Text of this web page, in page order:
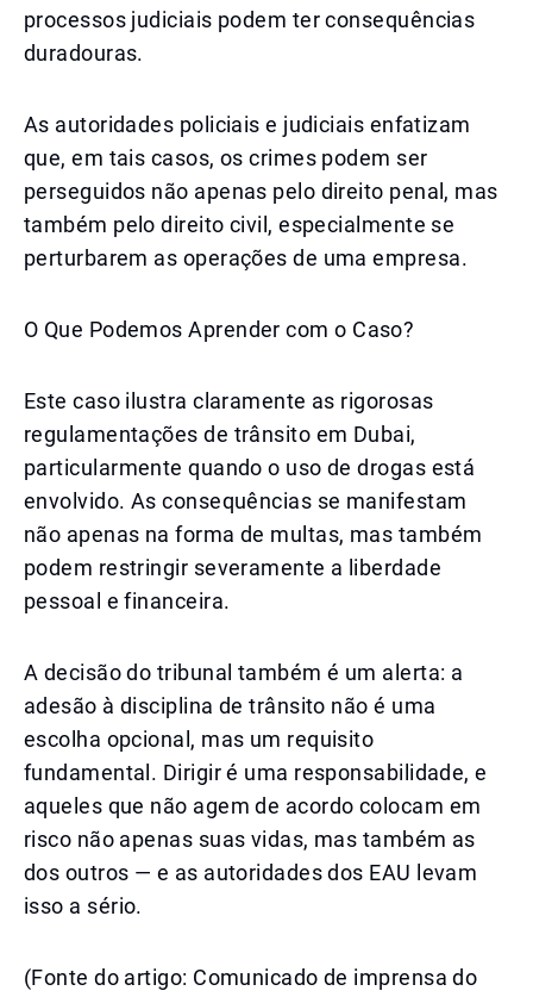
processos judiciais podem ter consequências
duradouras.
As autoridades policiais e judiciais enfatizam
que, em tais casos, os crimes podem ser
perseguidos não apenas pelo direito penal, mas
também pelo direito civil, especialmente se
perturbarem as operações de uma empresa.
O Que Podemos Aprender com o Caso?
Este caso ilustra claramente as rigorosas
regulamentações de trânsito em Dubai,
particularmente quando o uso de drogas está
envolvido. As consequências se manifestam
não apenas na forma de multas, mas também
podem restringir severamente a liberdade
pessoal e financeira.
A decisão do tribunal também é um alerta: a
adesão à disciplina de trânsito não é uma
escolha opcional, mas um requisito
fundamental. Dirigir é uma responsabilidade, e
aqueles que não agem de acordo colocam em
risco não apenas suas vidas, mas também as
dos outros — e as autoridades dos EAU levam
isso a sério.
(Fonte do artigo: Comunicado de imprensa do